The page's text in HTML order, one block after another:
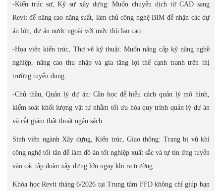
-Kiến trúc sư, Kỹ sư xây dựng: Muốn chuyển dịch từ CAD sang
Revit để nâng cao năng suất, làm chủ công nghệ BIM để nhận các dự
án lớn, dự án nước ngoài với mức thù lao cao.
-Họa viên kiến trúc, Thợ vẽ kỹ thuật: Muốn nâng cấp kỹ năng nghề
nghiệp, nâng cao thu nhập và gia tăng lợi thế cạnh tranh trên thị
trường tuyển dụng.
-Chủ thầu, Quản lý dự án: Cần học để hiểu cách quản lý mô hình,
kiểm soát khối lượng vật tư nhằm tối ưu hóa quy trình quản lý dự án
và cắt giảm thất thoát ngân sách.
Sinh viên ngành Xây dựng, Kiến trúc, Giao thông: Trang bị vũ khí
công nghệ tối tân để làm đồ án tốt nghiệp xuất sắc và tự tin ứng tuyển
vào các tập đoàn xây dựng lớn ngay khi ra trường.
Khóa học Revit tháng 6/2026 tại Trung tâm FFD không chỉ giúp bạn